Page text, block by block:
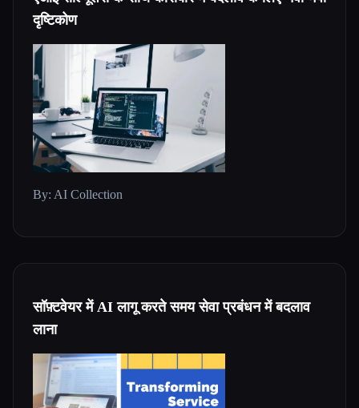
दृष्टिकोण
By: AI Collection
सॉफ़्टवेयर में AI लागू करते समय सेवा प्रबंधन में बदलाव
लाना